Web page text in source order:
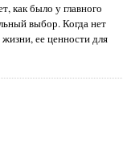
как было у главного
выбор. Когда нет
ее ценности для